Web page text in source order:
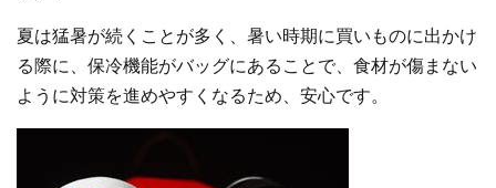
夏は猛暑が続くことが多く、暑い時期に買いものに出かけ
る際に、保冷機能がバッグにあることで、食材が傷まない
ように対策を進めやすくなるため、安心です。